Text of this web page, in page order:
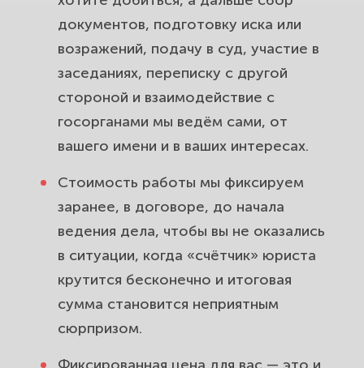
документов, подготовку иска или
возражений, подачу в суд, участие в
заседаниях, переписку с другой
стороной и взаимодействие с
госорганами мы ведём сами, от
вашего имени и в ваших интересах.
Стоимость работы мы фиксируем
заранее, в договоре, до начала
ведения дела, чтобы вы не оказались
в ситуации, когда «счётчик» юриста
крутится бесконечно и итоговая
сумма становится неприятным
сюрпризом.